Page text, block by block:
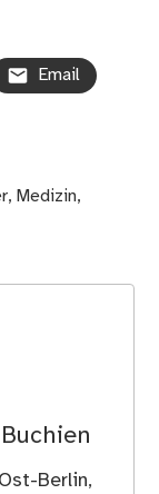
Email
, Medizin,
Berlin,